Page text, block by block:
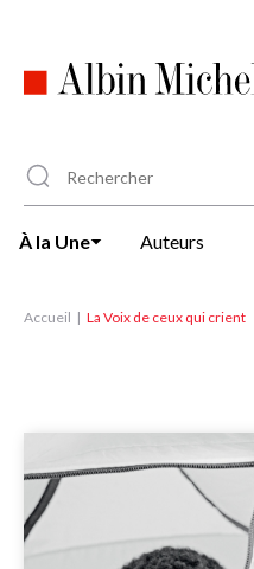
principal
À la Une Auteurs
Accueil La Voix de ceux qui crient